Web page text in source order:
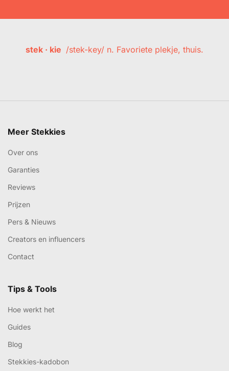
stek · kie /stek-key/ n. Favoriete plekje, thuis.
Meer Stekkies
Over ons
Garanties
Reviews
Prijzen
Pers & Nieuws
Creators en influencers
Contact
Tips & Tools
Hoe werkt het
Guides
Blog
Stekkies-kadobon